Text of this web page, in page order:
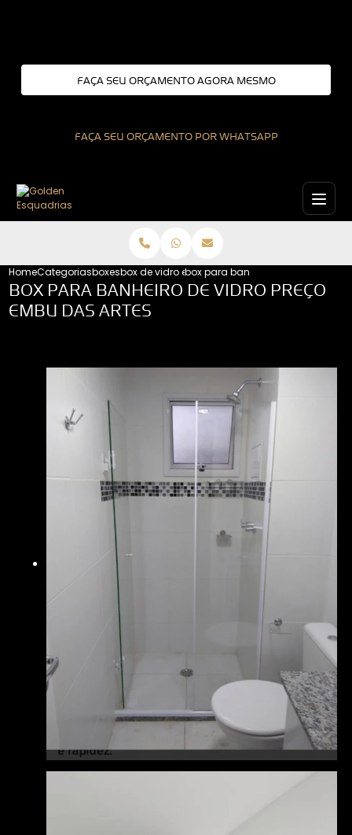
FAÇA SEU ORÇAMENTO AGORA MESMO
FAÇA SEU ORÇAMENTO POR WHATSAPP
HomeCategoriasboxesbox de vidro em lbox para banheiro de vidro preco
BOX PARA BANHEIRO DE VIDRO PREÇO
EMBU DAS ARTES